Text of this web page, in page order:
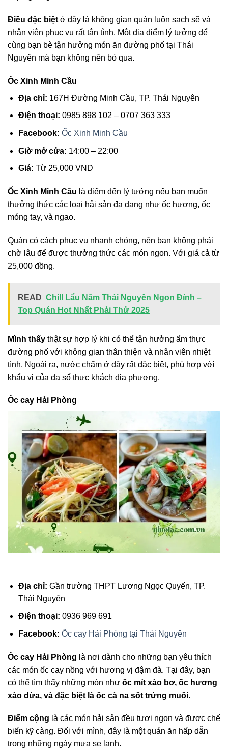
Điều đặc biệt ở đây là không gian quán luôn sạch sẽ và
nhân viên phục vụ rất tận tình. Một địa điểm lý tưởng để
cùng bạn bè tận hưởng món ăn đường phố tại Thái
Nguyên mà bạn không nên bỏ qua.
Ốc Xinh Minh Cầu
Địa chỉ: 167H Đường Minh Cầu, TP. Thái Nguyên
Điện thoại: 0985 898 102 – 0707 363 333
Facebook: Ốc Xinh Minh Cầu
Giờ mở cửa: 14:00 – 22:00
Giá: Từ 25,000 VND
Ốc Xinh Minh Cầu là điểm đến lý tưởng nếu bạn muốn
thưởng thức các loại hải sản đa dạng như ốc hương, ốc
móng tay, và ngao.
Quán có cách phục vụ nhanh chóng, nên bạn không phải
chờ lâu để được thưởng thức các món ngon. Với giá cả từ
25,000 đồng.
READ Chill Lẩu Nấm Thái Nguyên Ngon Đỉnh –
Top Quán Hot Nhất Phải Thử 2025
Mình thấy thật sự hợp lý khi có thể tận hưởng ẩm thực
đường phố với không gian thân thiện và nhân viên nhiệt
tình. Ngoài ra, nước chấm ở đây rất đặc biệt, phù hợp với
khẩu vị của đa số thực khách địa phương.
Ốc cay Hải Phòng
Địa chỉ: Gần trường THPT Lương Ngọc Quyến, TP.
Thái Nguyên
Điện thoại: 0936 969 691
Facebook: Ốc cay Hải Phòng tại Thái Nguyên
Ốc cay Hải Phòng là nơi dành cho những bạn yêu thích
các món ốc cay nồng với hương vị đậm đà. Tại đây, bạn
có thể tìm thấy những món như ốc mít xào bơ, ốc hương
xào dừa, và đặc biệt là ốc cà na sốt trứng muối.
Điểm cộng là các món hải sản đều tươi ngon và được chế
biến kỹ càng. Đối với mình, đây là một quán ăn hấp dẫn
trong những ngày mưa se lạnh.